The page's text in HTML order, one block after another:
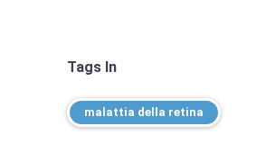
Tags In
malattia della retina